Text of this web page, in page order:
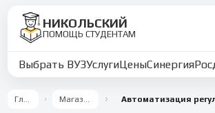
НИКОЛЬСКИЙ
ПОМОЩЬ СТУДЕНТАМ
Выбрать ВУЗУслугиЦеныСинергия
Главная Магазин работ